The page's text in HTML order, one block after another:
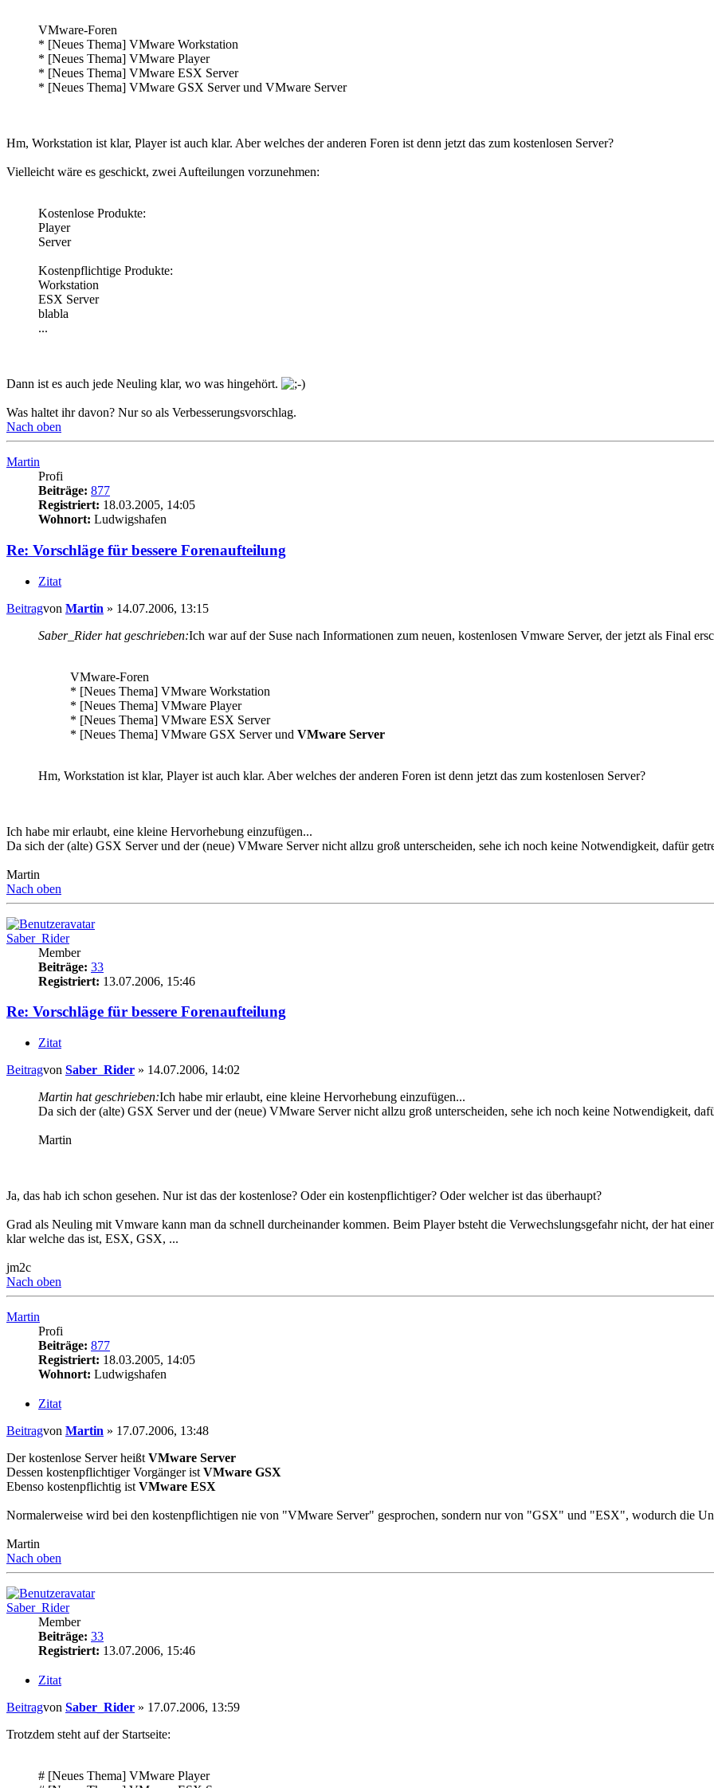
VMware-Foren
* [Neues Thema] VMware Workstation
* [Neues Thema] VMware Player
* [Neues Thema] VMware ESX Server
* [Neues Thema] VMware GSX Server und VMware Server
Hm, Workstation ist klar, Player ist auch klar. Aber welches der anderen Foren ist denn jetzt das zum kostenlosen Server?
Vielleicht wäre es geschickt, zwei Aufteilungen vorzunehmen:
Kostenlose Produkte:
Player
Server
Kostenpflichtige Produkte:
Workstation
ESX Server
blabla
...
Dann ist es auch jede Neuling klar, wo was hingehört.
Was haltet ihr davon? Nur so als Verbesserungsvorschlag.
Nach oben
Martin
Profi
Beiträge: 877
Registriert: 18.03.2005, 14:05
Wohnort: Ludwigshafen
Re: Vorschläge für bessere Forenaufteilung
Zitat
Beitragvon Martin » 14.07.2006, 13:15
Saber_Rider hat geschrieben:Ich war auf der Suse nach Informationen zum neuen, kostenlosen Vmware Server, der jetzt als Final
VMware-Foren
* [Neues Thema] VMware Workstation
* [Neues Thema] VMware Player
* [Neues Thema] VMware ESX Server
* [Neues Thema] VMware GSX Server und VMware Server
Hm, Workstation ist klar, Player ist auch klar. Aber welches der anderen Foren ist denn jetzt das zum kostenlosen Server?
Ich habe mir erlaubt, eine kleine Hervorhebung einzufügen...
Da sich der (alte) GSX Server und der (neue) VMware Server nicht allzu groß unterscheiden, sehe ich noch keine Notwendigkeit, dafür
Martin
Nach oben
Saber_Rider
Member
Beiträge: 33
Registriert: 13.07.2006, 15:46
Re: Vorschläge für bessere Forenaufteilung
Zitat
Beitragvon Saber_Rider » 14.07.2006, 14:02
Martin hat geschrieben:Ich habe mir erlaubt, eine kleine Hervorhebung einzufügen...
Da sich der (alte) GSX Server und der (neue) VMware Server nicht allzu groß unterscheiden, sehe ich noch keine Notwendigkeit,
Martin
Ja, das hab ich schon gesehen. Nur ist das der kostenlose? Oder ein kostenpflichtiger? Oder welcher ist das überhaupt?
Grad als Neuling mit Vmware kann man da schnell durcheinander kommen. Beim Player bsteht die Verwechslungsgefahr nicht, der hat
klar welche das ist, ESX, GSX, ...
jm2c
Nach oben
Martin
Profi
Beiträge: 877
Registriert: 18.03.2005, 14:05
Wohnort: Ludwigshafen
Zitat
Beitragvon Martin » 17.07.2006, 13:48
Der kostenlose Server heißt VMware Server
Dessen kostenpflichtiger Vorgänger ist VMware GSX
Ebenso kostenpflichtig ist VMware ESX
Normalerweise wird bei den kostenpflichtigen nie von "VMware Server" gesprochen, sondern nur von "GSX" und "ESX", wodurch die
Martin
Nach oben
Saber_Rider
Member
Beiträge: 33
Registriert: 13.07.2006, 15:46
Zitat
Beitragvon Saber_Rider » 17.07.2006, 13:59
Trotzdem steht auf der Startseite:
# [Neues Thema] VMware Player